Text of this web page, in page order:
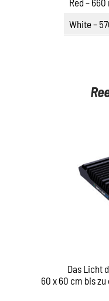
White –
Das Licht
60 x 60 cm bis